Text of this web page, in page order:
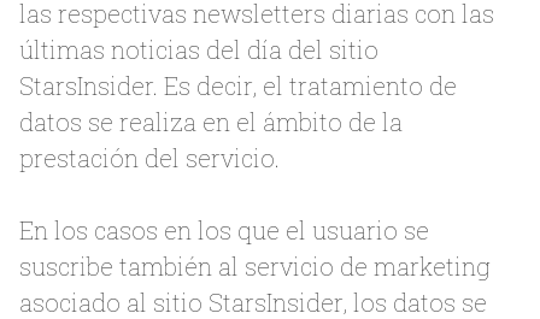
las respectivas newsletters diarias con las
últimas noticias del día del sitio
StarsInsider. Es decir, el tratamiento de
datos se realiza en el ámbito de la
prestación del servicio.
En los casos en los que el usuario se
suscribe también al servicio de marketing
asociado al sitio StarsInsider, los datos se